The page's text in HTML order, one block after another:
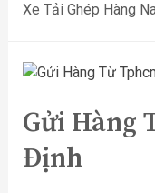
Xe Tải Ghép Hàng
Gửi Hàng
Định